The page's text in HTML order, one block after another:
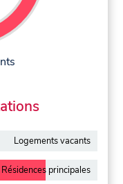
Logements vacants
Résidences principales